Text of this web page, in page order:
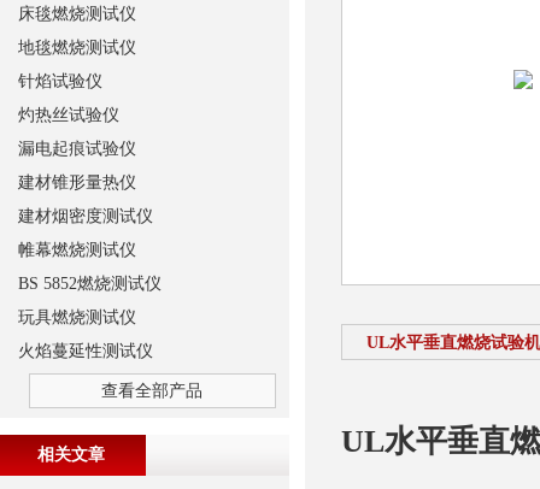
UL水平垂直燃烧试验机
UL水平垂直
床毯燃烧测试仪
地毯燃烧测试仪
针焰试验仪
灼热丝试验仪
漏电起痕试验仪
建材锥形量热仪
建材烟密度测试仪
帷幕燃烧测试仪
BS 5852燃烧测试仪
玩具燃烧测试仪
火焰蔓延性测试仪
查看全部产品
相关文章